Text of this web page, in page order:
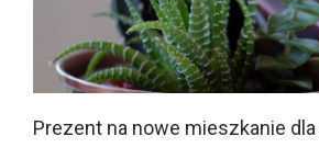
Prezent na nowe mieszkanie